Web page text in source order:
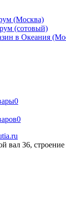
(Москва)
(сотовый)
в Океания
0
0
вал 36, строение